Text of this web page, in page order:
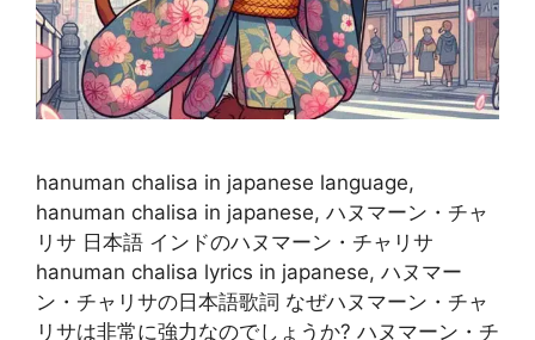
hanuman chalisa in japanese language,
hanuman chalisa in japanese, ハヌマーン・チャ
リサ 日本語 インドのハヌマーン・チャリサ
hanuman chalisa lyrics in japanese, ハヌマー
ン・チャリサの日本語歌詞 なぜハヌマーン・チャ
リサは非常に強力なのでしょうか? ハヌマーン・チ